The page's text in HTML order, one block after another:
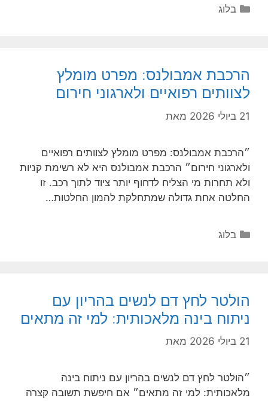
קטגוריות
בלוג
הרכבת אמבולנס: מפרט מומלץ
לצוותים רפואיים ולארגוני חירום
21 ביולי 2026 מאת
״הרכבת אמבולנס: מפרט מומלץ לצוותים רפואיים
ולארגוני חירום״ הרכבת אמבולנס היא לא רשימת קניות
ולא תחרות מי הצליח לדחוף יותר ציוד לתוך רכב. זו
החלטה אחת גדולה שמתחלקת להמון החלטות…
קטגוריות
בלוג
הולטר לחץ דם לנשים בהריון עם
ניתוח בינה מלאכותית: למי זה מתאים
21 ביולי 2026 מאת
״הולטר לחץ דם לנשים בהריון עם ניתוח בינה
מלאכותית: למי זה מתאים״ אם חיפשת תשובה קצרה